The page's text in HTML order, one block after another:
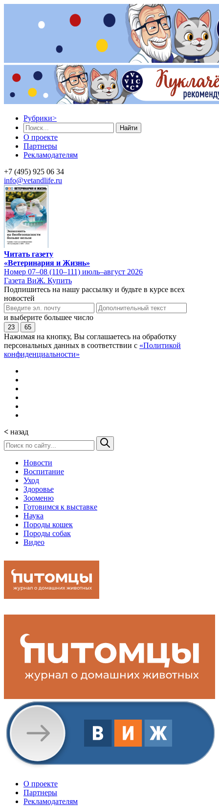
Рубрики>
Найти
О проекте
Партнеры
Рекламодателям
+7 (495) 925 06 34
info@vetandlife.ru
Читать газету
«Ветеринария и Жизнь»
Номер 07–08 (110–111) июль–август 2026
Газета ВиЖ. Купить
Подпишитесь на нашу рассылку и будьте в курсе всех
новостей
и выберите большее число
23 65
Нажимая на кнопку, Вы соглашаетесь на обработку
персональных данных в соответствии с «Политикой
конфиденциальности»
< назад
Новости
Воспитание
Уход
Здоровье
Зооменю
Готовимся к выставке
Наука
Породы кошек
Породы собак
Видео
О проекте
Партнеры
Рекламодателям